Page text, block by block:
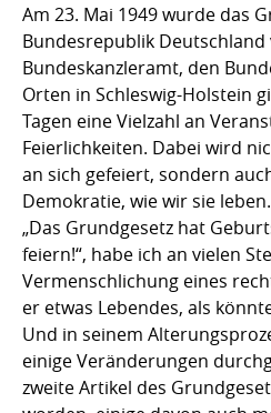
Am 23. Mai 1949 wurde das
Bundesrepublik
Bundeskanzleramt, den
Orten in Schleswig-Holstein
Tagen eine Vielzahl an
Feierlichkeiten. Dabei wird
an sich gefeiert, sondern
Demokratie, wie wir sie leben.
„Das Grundgesetz hat
feiern!“, habe ich an vielen
Vermenschlichung eines
er etwas Lebendes, als
Und in seinem
einige Veränderungen
zweite Artikel des